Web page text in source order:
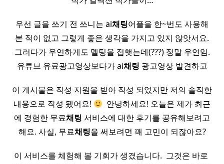
우선 글을 쓰기 전 쓰니는 ai채팅어플을 한~번도 사용해
본 적이 없고 그렇게 좋은 생각을 가지고 있지 않앗서요.
그러다가 우연하게도 멜팅을 접햇는데(???) 정말 우연임.
유튜브 유료광고영상보다가 ai채팅 광고영상 발견하고
이 게시물은 작성 지원을 받아 작성 되었지만 저의 솔직한
내용으로 작성 됐어요!
​ 안녕하세요! 오늘은 제가 최근
에 경험한 무료채팅 서비스에 대한 후기를 공유해보려고
해요. 사실, 무료채팅을 써보려면 꽤 고민이 되잖아요?
이 서비스를 체험해 볼 기회가 생겼습니다. ​ 그것은 바로 ​